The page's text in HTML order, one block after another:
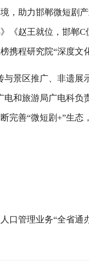
助力邯郸微短剧产
》《赵王就位，邯郸
携程研究院“深度文
区推广、非遗展示
电和旅游局广电科负
完善“微短剧+”生
口管理业务“全省通